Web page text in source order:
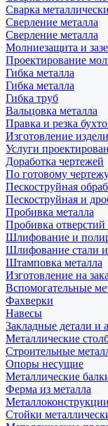
Сварка
Сверление металла
Сверление металла
Молниезащита и
Проектирование
Гибка металла
Гибка металла
Гибка труб
Вальцовка металла
Правка и резка
Изготовление
Услуги
Доработка чертежей
По готовому
Пескоструйная
Пескоструйная и
Пробивка металла
Пробивка отверстий
Шлифование и
Шлифование стали и
Штамповка металла
Изготовление на
Вспомогательные
Фахверки
Навесы
Закладные детали и
Металлические
Строительные
Опоры несущие
Металлические
Ферма из металла
Стойки